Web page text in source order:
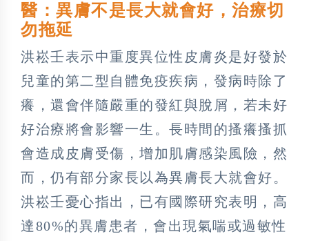
醫：異膚不是長大就會好，治療切
勿拖延
洪崧壬表示中重度異位性皮膚炎是好發於
兒童的第二型自體免疫疾病，發病時除了
癢，還會伴隨嚴重的發紅與脫屑，若未好
好治療將會影響一生。長時間的搔癢搔抓
會造成皮膚受傷，增加肌膚感染風險，然
而，仍有部分家長以為異膚長大就會好。
洪崧壬憂心指出，已有國際研究表明，高
達80%的異膚患者，會出現氣喘或過敏性